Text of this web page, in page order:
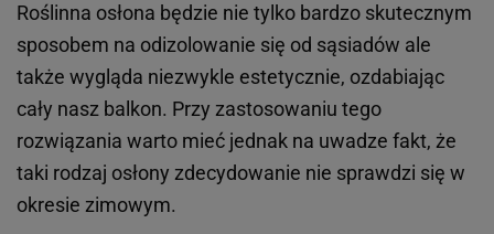
Roślinna osłona będzie nie tylko bardzo skutecznym
sposobem na odizolowanie się od sąsiadów ale
także wygląda niezwykle estetycznie, ozdabiając
cały nasz balkon. Przy zastosowaniu tego
rozwiązania warto mieć jednak na uwadze fakt, że
taki rodzaj osłony zdecydowanie nie sprawdzi się w
okresie zimowym.